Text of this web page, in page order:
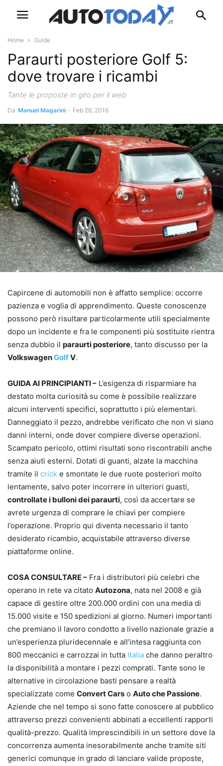
Home Guide
Paraurti posteriore Golf 5:
dove trovare i ricambi
Tante le proposte in giro per il web
Da Manuel Magarini - Feb 26, 2016
Capircene di automobili non è affatto semplice: occorre
pazienza e voglia di apprendimento. Queste conoscenze
possono però risultare particolarmente utili specialmente
dopo un incidente e fra le componenti più sostituite rientra
senza dubbio il paraurti posteriore, tanto discusso per la
VolkswagenGolfV.
GUIDA AI PRINCIPIANTI – L’esigenza di risparmiare ha
destato molta curiosità su come è possibile realizzare
alcuni interventi specifici, soprattutto i più elementari.
Danneggiato il pezzo, andrebbe verificato che non vi siano
danni interni, onde dover compiere diverse operazioni.
Scampato pericolo, ottimi risultati sono riscontrabili anche
senza aiuti esterni. Dotati di guanti, alzate la macchina
tramite il crick e smontate le due ruote posteriori molto
lentamente, salvo poter incorrere in ulteriori guasti,
controllate i bulloni dei paraurti, così da accertare se
avrete urgenza di comprare le chiavi per compiere
l’operazione. Proprio qui diventa necessario il tanto
desiderato ricambio, acquistabile attraverso diverse
piattaforme online.
COSA CONSULTARE – Fra i distributori più celebri che
operano in rete va citato Autozona, nata nel 2008 e già
capace di gestire oltre 200.000 ordini con una media di
15.000 visite e 150 spedizioni al giorno. Numeri importanti
che premiano il lavoro condotto a livello nazionale grazie a
un’esperienza pluridecennale e all’intesa raggiunta con
800 meccanici e carrozzai in tutta Italia che danno peraltro
la disponibilità a montare i pezzi comprati. Tante sono le
alternative in circolazione basti pensare a realtà
specializzate come Convert Cars o Auto che Passione.
Aziende che nel tempo si sono fatte conoscere al pubblico
attraverso prezzi convenienti abbinati a eccellenti rapporti
qualità-prezzo. Qualità imprescindibili in un settore dove la
concorrenza aumenta inesorabilmente anche tramite siti
generici comunque in grado di lanciare valide proposte,